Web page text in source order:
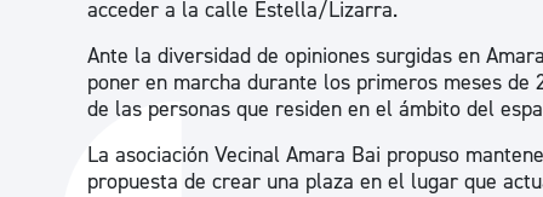
acceder a la calle Estella/Lizarra.
Ante la diversidad de opiniones surgidas en
poner en marcha durante los primeros meses de
de las personas que residen en el ámbito del
La asociación Vecinal Amara Bai propuso
propuesta de crear una plaza en el lugar que